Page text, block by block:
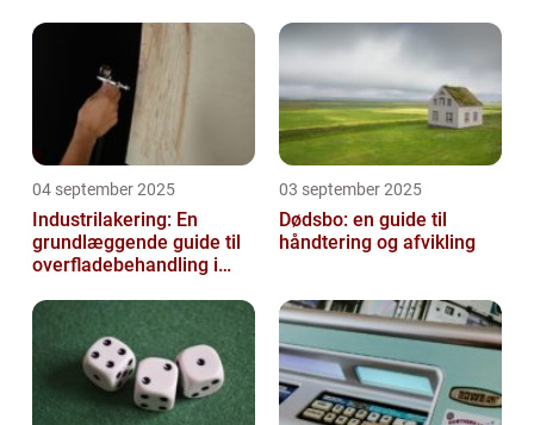
04 september 2025
Industrilakering: En
grundlæggende guide til
overfladebehandling i
03 september 2025
Dødsbo: en guide til
håndtering og afvikling